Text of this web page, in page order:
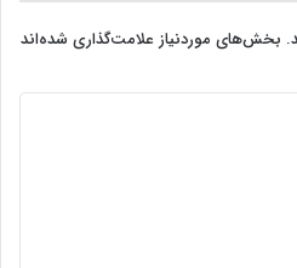
بخش‌های موردنیاز علامت‌گذاری شده‌اند